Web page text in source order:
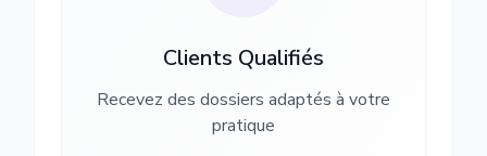
Clients Qualifiés
Recevez des dossiers adaptés à votre
pratique